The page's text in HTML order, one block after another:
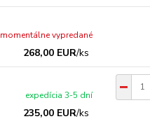
268,00 EUR/ks
momentálne vypredané
235,00 EUR/ks
expedícia 3-5 dní